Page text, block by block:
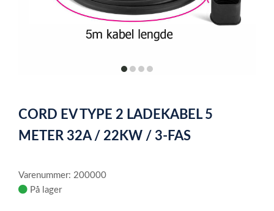
itemitemitemitem
of
4
CORD EV TYPE 2 LADEKABEL 5
METER 32A / 22KW / 3-FAS
Varenummer: 200000
På lager